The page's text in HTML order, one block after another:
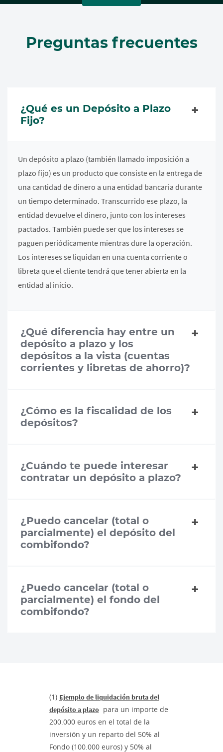
Preguntas frecuentes
¿Qué es un Depósito a Plazo
Fijo?
Un depósito a plazo (también llamado imposición a
plazo fijo) es un producto que consiste en la entrega de
una cantidad de dinero a una entidad bancaria durante
un tiempo determinado. Transcurrido ese plazo, la
entidad devuelve el dinero, junto con los intereses
pactados. También puede ser que los intereses se
paguen periódicamente mientras dure la operación.
Los intereses se liquidan en una cuenta corriente o
libreta que el cliente tendrá que tener abierta en la
entidad al inicio.
¿Qué diferencia hay entre un
depósito a plazo y los
depósitos a la vista (cuentas
corrientes y libretas de ahorro)?
¿Cómo es la fiscalidad de los
depósitos?
¿Cuándo te puede interesar
contratar un depósito a plazo?
¿Puedo cancelar (total o
parcialmente) el depósito del
combifondo?
¿Puedo cancelar (total o
parcialmente) el fondo del
combifondo?
(1) Ejemplo de liquidación bruta del
depósito a plazopara un importe de
200.000 euros en el total de la
inversión y un reparto del 50% al
Fondo (100.000 euros) y 50% al